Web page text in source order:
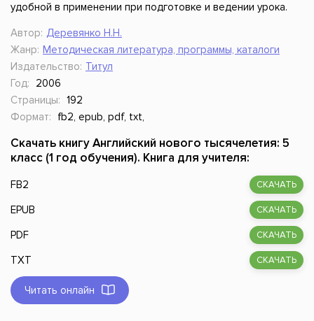
удобной в применении при подготовке и ведении урока.
Автор: Деревянко Н.Н.
Жанр: Методическая литература, программы, каталоги
Издательство: Титул
Год:
2006
Страницы: 192
Формат:
fb2, epub, pdf, txt,
Скачать книгу Английский нового тысячелетия: 5
класс (1 год обучения). Книга для учителя:
FB2 СКАЧАТЬ
EPUB СКАЧАТЬ
PDF СКАЧАТЬ
TXT СКАЧАТЬ
Читать онлайн